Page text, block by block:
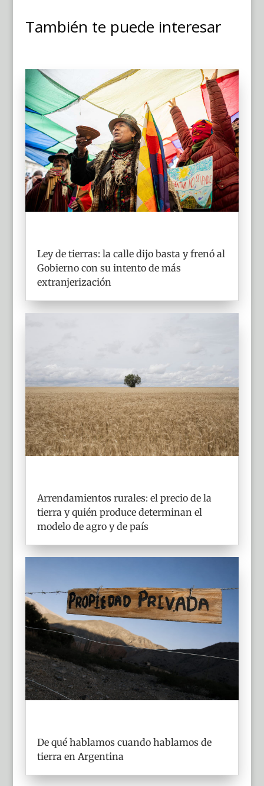
También te puede interesar
Ley de tierras: la calle dijo basta y frenó al
Gobierno con su intento de más
extranjerización
Arrendamientos rurales: el precio de la
tierra y quién produce determinan el
modelo de agro y de país
De qué hablamos cuando hablamos de
tierra en Argentina